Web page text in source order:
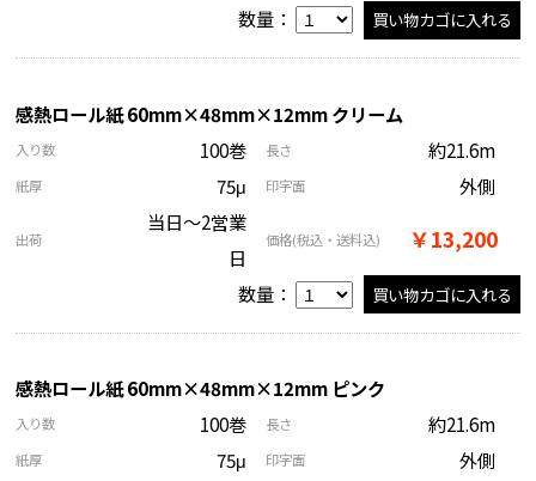
数量：
感熱ロール紙 60mm×48mm×12mm クリーム
入り数 100巻 長さ 約21.6m
紙厚 75μ 印字面 外側
出荷
当日～2営業
日
価格(税込・送料込) ￥13,200
数量：
感熱ロール紙 60mm×48mm×12mm ピンク
入り数 100巻 長さ 約21.6m
紙厚 75μ 印字面 外側